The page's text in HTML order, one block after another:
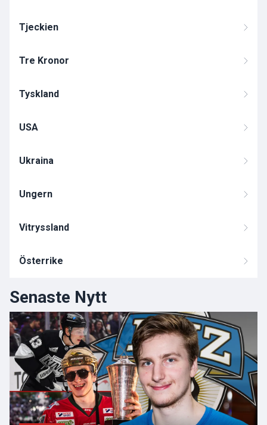
Tjeckien
Tre Kronor
Tyskland
USA
Ukraina
Ungern
Vitryssland
Österrike
Senaste Nytt